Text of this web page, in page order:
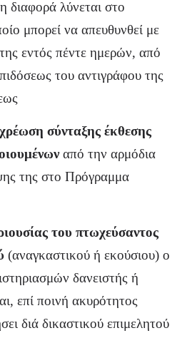
διαφορά λύνεται στο
μπορεί να απευθυνθεί με
εντός πέντε ημερών, από
του αντιγράφου της
σύνταξης έκθεσης
από την αρμόδια
της στο Πρόγραμμα
του πτωχεύσαντος
(αναγκαστικού ή εκούσιου) ο
δανειστής ή
επί ποινή ακυρότητος
διά δικαστικού επιμελητού